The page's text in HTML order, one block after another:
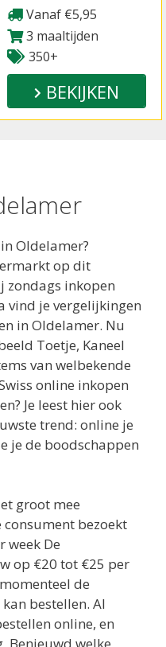
Vanaf €5,95
3 maaltijden
350+
BEKIJKEN
Oldelamer?
op dit
zondags inkopen
vind je vergelijkingen
in Oldelamer. Nu
Toetje, Kaneel
van welbekende
online inkopen
Je leest hier ook
trend: online je
je de boodschappen
groot mee
bezoekt
week De
op €20 tot €25 per
de
bestellen. Al
online, en